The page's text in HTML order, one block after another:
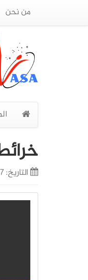
من نحن
التاريخ: